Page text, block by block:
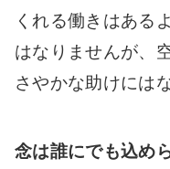
くれる働きはある
はなりませんが、
さやかな助けには
念は誰にでも込め